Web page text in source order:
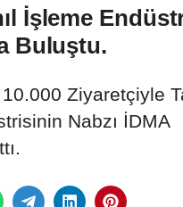
İşleme
Buluştu.
Ziyaretçiyle
Nabzı İDMA